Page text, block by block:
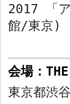
2017
「
館/東京)
会場：
東京都渋